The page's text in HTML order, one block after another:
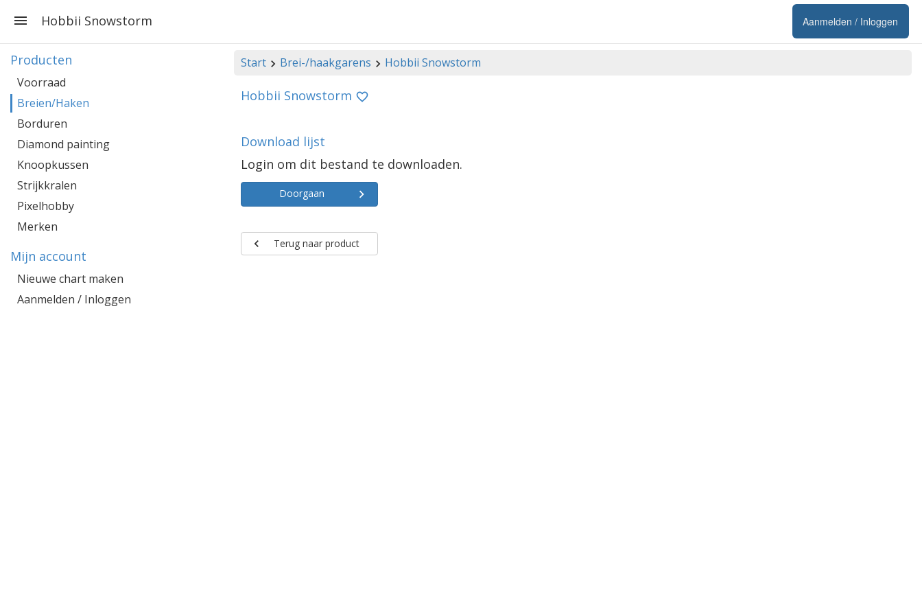
Aanmelden / Inloggen
Hobbii Snowstorm
Start Brei-/haakgarens Hobbii Snowstorm
Hobbii Snowstorm
Download lijst
Login om dit bestand te downloaden.
Doorgaan
Terug naar product
Producten
Voorraad
Breien/Haken
Borduren
Diamond painting
Knoopkussen
Strijkkralen
Pixelhobby
Merken
Mijn account
Nieuwe chart maken
Aanmelden / Inloggen